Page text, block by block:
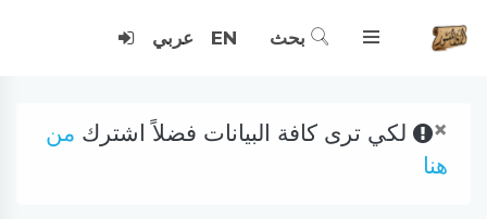
بحث EN عربي
× لكي ترى كافة البيانات فضلاً اشترك من
هنا